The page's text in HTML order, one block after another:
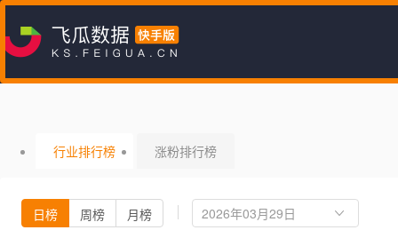
行业排行榜 涨粉排行榜
日榜 周榜 月榜